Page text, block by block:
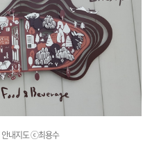
안내지도 ⓒ최용수